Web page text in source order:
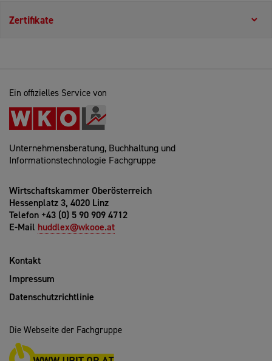
Zertifikate
Ein offizielles Service von
Unternehmensberatung, Buchhaltung und
Informationstechnologie Fachgruppe
Wirtschaftskammer Oberösterreich
Hessenplatz 3, 4020 Linz
Telefon +43 (0) 5 90 909 4712
E-Mail huddlex@wkooe.at
Kontakt
Impressum
Datenschutzrichtlinie
Die Webseite der Fachgruppe